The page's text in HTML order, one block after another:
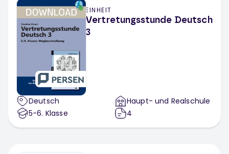
EINHEIT
Vertretungsstunde Deutsch
3
Deutsch
5-6. Klasse
Haupt- und Realschule
4